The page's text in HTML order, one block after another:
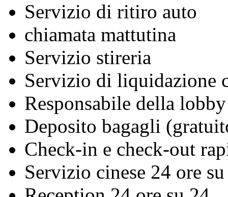
Servizio di ritiro auto
chiamata mattutina
Servizio stireria
Servizio di liquidazione
Responsabile della
Deposito bagagli
Check-in e check-out
Servizio cinese 24 ore